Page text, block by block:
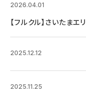
2026.04.01
【フルクル】さいたま
2025.12.12
2025.11.25